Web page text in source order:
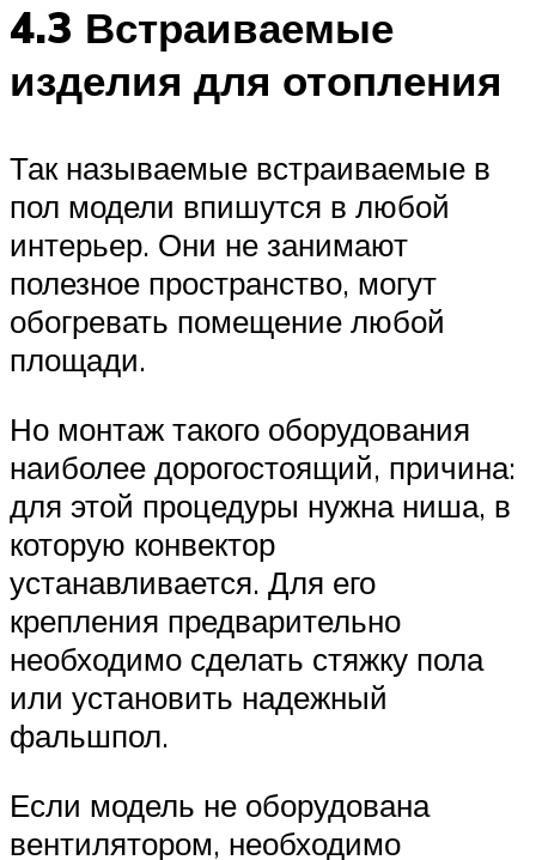
4.3 Встраиваемые
изделия для отопления
Так называемые встраиваемые в
пол модели впишутся в любой
интерьер. Они не занимают
полезное пространство, могут
обогревать помещение любой
площади.
Но монтаж такого оборудования
наиболее дорогостоящий, причина:
для этой процедуры нужна ниша, в
которую конвектор
устанавливается. Для его
крепления предварительно
необходимо сделать стяжку пола
или установить надежный
фальшпол.
Если модель не оборудована
вентилятором, необходимо